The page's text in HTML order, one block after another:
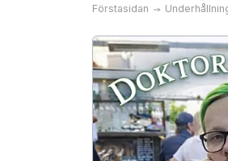
Förstasidan